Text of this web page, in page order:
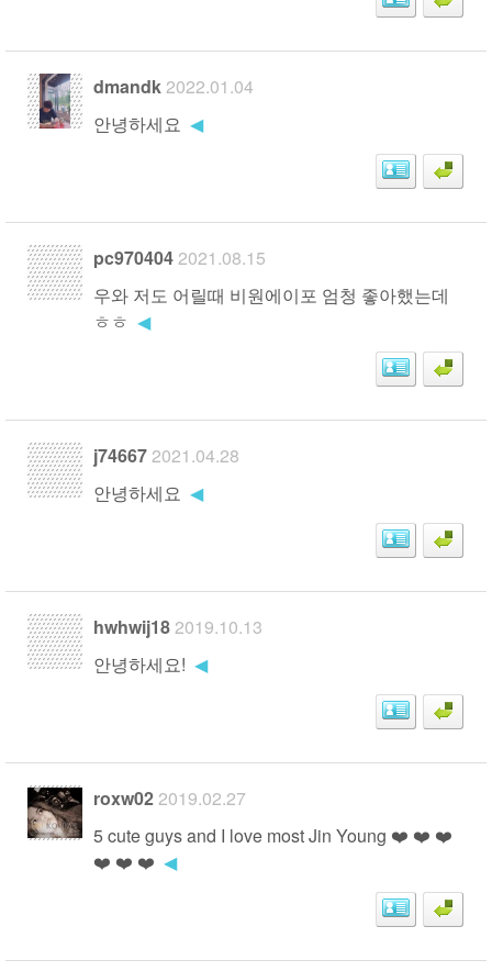
dmandk2022.01.04
안녕하세요 ◀
pc9704042021.08.15
우와 저도 어릴때 비원에이포 엄청 좋아했는데
ㅎㅎ ◀
j746672021.04.28
안녕하세요 ◀
hwhwij182019.10.13
안녕하세요! ◀
roxw022019.02.27
5 cute guys and I love most Jin Young ❤️ ❤️ ❤️
❤️ ❤️ ❤️ ◀